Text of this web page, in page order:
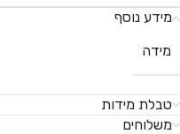
מידע נוסף
מידה
טבלת מידות
משלוחים